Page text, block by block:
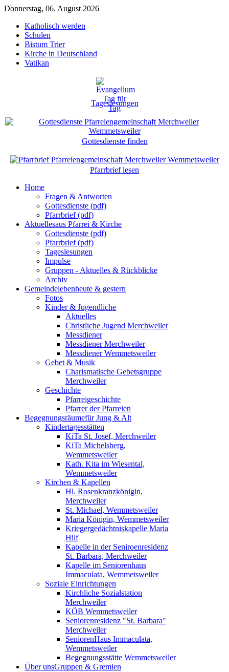
Donnerstag, 06. August 2026
Katholisch werden
Schulen
Bistum Trier
Kirche in Deutschland
Vatikan
Tageslesungen
Gottesdienste finden
Pfarrbrief lesen
Home
Fragen & Antworten
Gottesdienste (pdf)
Pfarrbrief (pdf)
Aktuellesaus Pfarrei & Kirche
Gottesdienste (pdf)
Pfarrbrief (pdf)
Tageslesungen
Impulse
Gruppen - Aktuelles & Rückblicke
Archiv
Gemeindelebenheute & gestern
Fotos
Kinder & Jugendliche
Aktuelles
Christliche Jugend Merchweiler
Messdiener
Messdiener Merchweiler
Messdiener Wemmetsweiler
Gebet & Musik
Charismatische Gebetsgruppe
Merchweiler
Geschichte
Pfarreigeschichte
Pfarrer der Pfarreien
Begegnungsräumefür Jung & Alt
Kindertagesstätten
KiTa St. Josef, Merchweiler
KiTa Michelsberg,
Wemmetsweiler
Kath. Kita im Wiesental,
Wemmetsweiler
Kirchen & Kapellen
Hl. Rosenkranzkönigin,
Merchweiler
St. Michael, Wemmetsweiler
Maria Königin, Wemmetsweiler
Kriegergedächtniskapelle Maria
Hilf
Kapelle in der Seniroenresidenz
St. Barbara, Merchweiler
Kapelle im Seniorenhaus
Immaculata, Wemmetsweiler
Soziale Einrichtungen
Kirchliche Sozialstation
Merchweiler
KÖB Wemmetsweiler
Seniorenresidenz "St. Barbara"
Merchweiler
SeniorenHaus Immaculata,
Wemmetsweiler
Begegnungsstätte Wemmetsweiler
Über unsGruppen & Gremien